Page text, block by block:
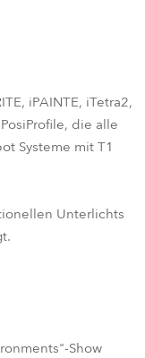
iPAINTE, iTetra2,
die alle
Systeme mit T1
Unterlichts
Show